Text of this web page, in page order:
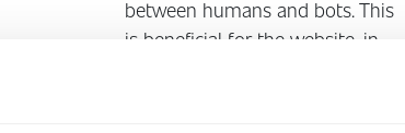
between humans and bots. This
is beneficial for the website, in